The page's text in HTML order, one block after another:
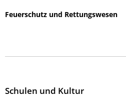
Feuerschutz und Rettungswesen
Schulen und Kultur